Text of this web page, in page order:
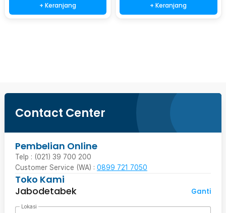
+ Keranjang + Keranjang
Contact Center
Pembelian Online
Telp : (021) 39 700 200
Customer Service (WA) : 0899 721 7050
Toko Kami
Jabodetabek
Ganti
Lokasi